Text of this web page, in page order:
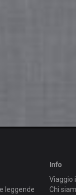
leggende
Info
Viaggio
Chi